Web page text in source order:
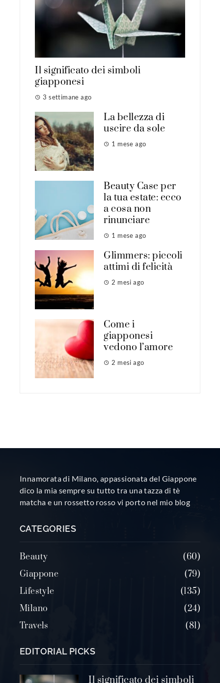
Il significato dei simboli
giapponesi
3 settimane ago
La bellezza di
uscire da sole
1 mese ago
Beauty Case per
la tua estate: ecco
a cosa non
rinunciare
1 mese ago
Glimmers: piccoli
attimi di felicità
2 mesi ago
Come i
giapponesi
vedono l’amore
2 mesi ago
Innamorata di Milano, appassionata del Giappone
dico la mia sempre su tutto tra una tazza di tè
matcha e un rossetto rosso vi porto nel mio blog
CATEGORIES
Beauty
60
Giappone
79
Lifestyle
135
Milano
24
Travels
81
EDITORIAL PICKS
Il significato dei simboli